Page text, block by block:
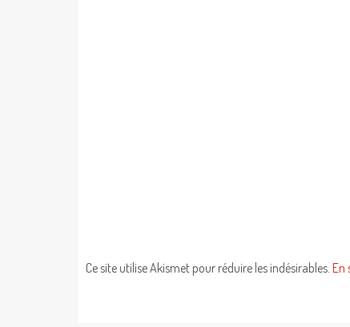
Ce site utilise Akismet pour réduire les indésirables. En